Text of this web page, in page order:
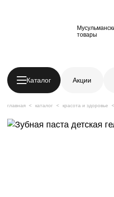
товары
Каталог Акции
главная каталог красота и здоровье